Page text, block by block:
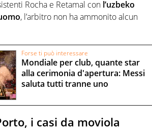
Rocha e Retamal con l’uzbeko
, l’arbitro non ha ammonito alcun
Forse ti può interessare
Mondiale per club, quante star
alla cerimonia d'apertura: Messi
saluta tutti tranne uno
i casi da moviola